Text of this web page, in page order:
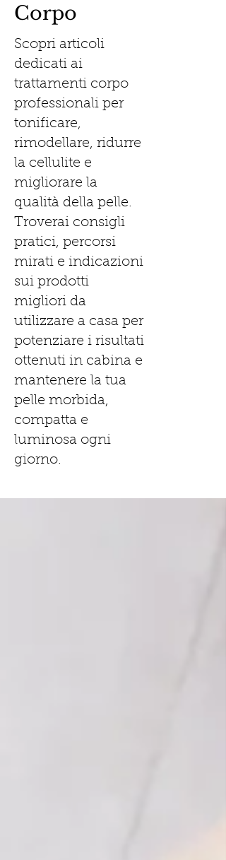
Corpo
Scopri articoli
dedicati ai
trattamenti corpo
professionali per
tonificare,
rimodellare, ridurre
la cellulite e
migliorare la
qualità della pelle.
Troverai consigli
pratici, percorsi
mirati e indicazioni
sui prodotti
migliori da
utilizzare a casa per
potenziare i risultati
ottenuti in cabina e
mantenere la tua
pelle morbida,
compatta e
luminosa ogni
giorno.